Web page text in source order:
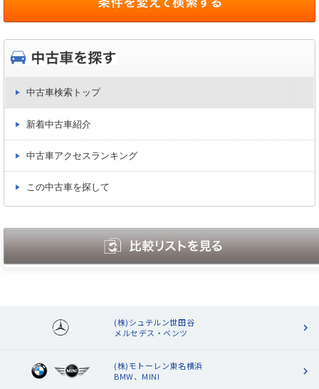
中古車検索トップ
新着中古車紹介
中古車アクセスランキング
この中古車を探して
(株)シュテルン世田谷
メルセデス・ベンツ
(株)モトーレン東名横浜
BMW、MINI